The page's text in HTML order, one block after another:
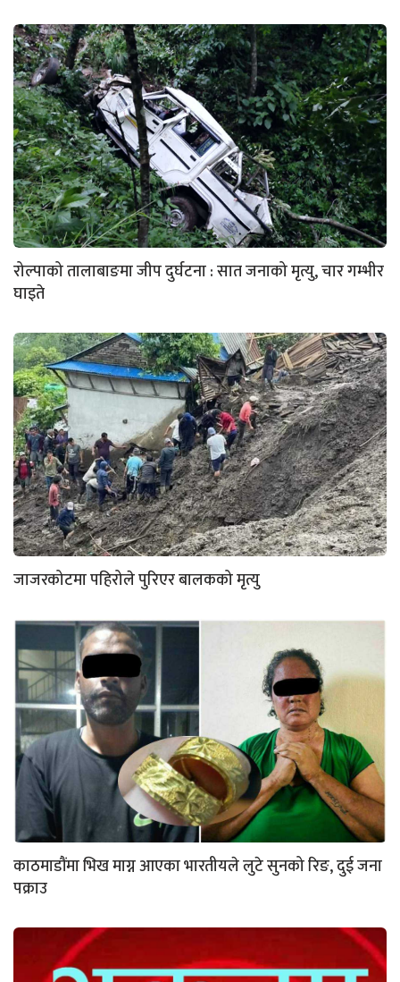
रोल्पाको तालाबाङमा जीप दुर्घटना : सात जनाको मृत्यु, चार गम्भीर
घाइते
जाजरकोटमा पहिरोले पुरिएर बालकको मृत्यु
काठमाडौंमा भिख माग्न आएका भारतीयले लुटे सुनको रिङ, दुई जना
पक्राउ